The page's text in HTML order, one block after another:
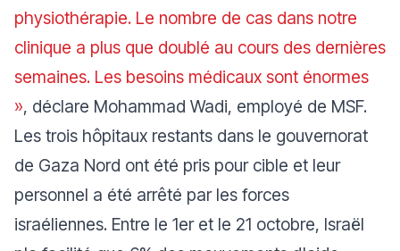
physiothérapie. Le nombre de cas dans notre
clinique a plus que doublé au cours des dernières
semaines. Les besoins médicaux sont énormes
», déclare Mohammad Wadi, employé de MSF.
Les trois hôpitaux restants dans le gouvernorat
de Gaza Nord ont été pris pour cible et leur
personnel a été arrêté par les forces
israéliennes. Entre le 1er et le 21 octobre, Israël